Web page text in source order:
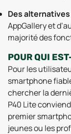
Des
AppGallery et
majorité des
POUR QUI
Pour les
smartphone
chercher la
P40 Lite
premier
jeunes ou les